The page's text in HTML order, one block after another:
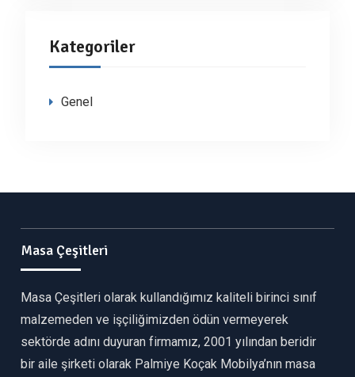
Kategoriler
Genel
Masa Çeşitleri
Masa Çeşitleri olarak kullandığımız kaliteli birinci sınıf
malzemeden ve işçiliğimizden ödün vermeyerek
sektörde adını duyuran firmamız, 2001 yılından beridir
bir aile şirketi olarak Palmiye Koçak Mobilya’nın masa